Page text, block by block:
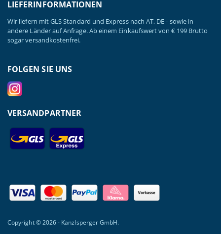
LIEFERINFORMATIONEN
Wir liefern mit GLS Standard und Express nach AT, DE - sowie in
andere Länder auf Anfrage. Ab einem Einkaufswert von € 199 Brutto
sogar versandkostenfrei.
FOLGEN SIE UNS
VERSANDPARTNER
Copyright © 2026 - Kanzlsperger GmbH.